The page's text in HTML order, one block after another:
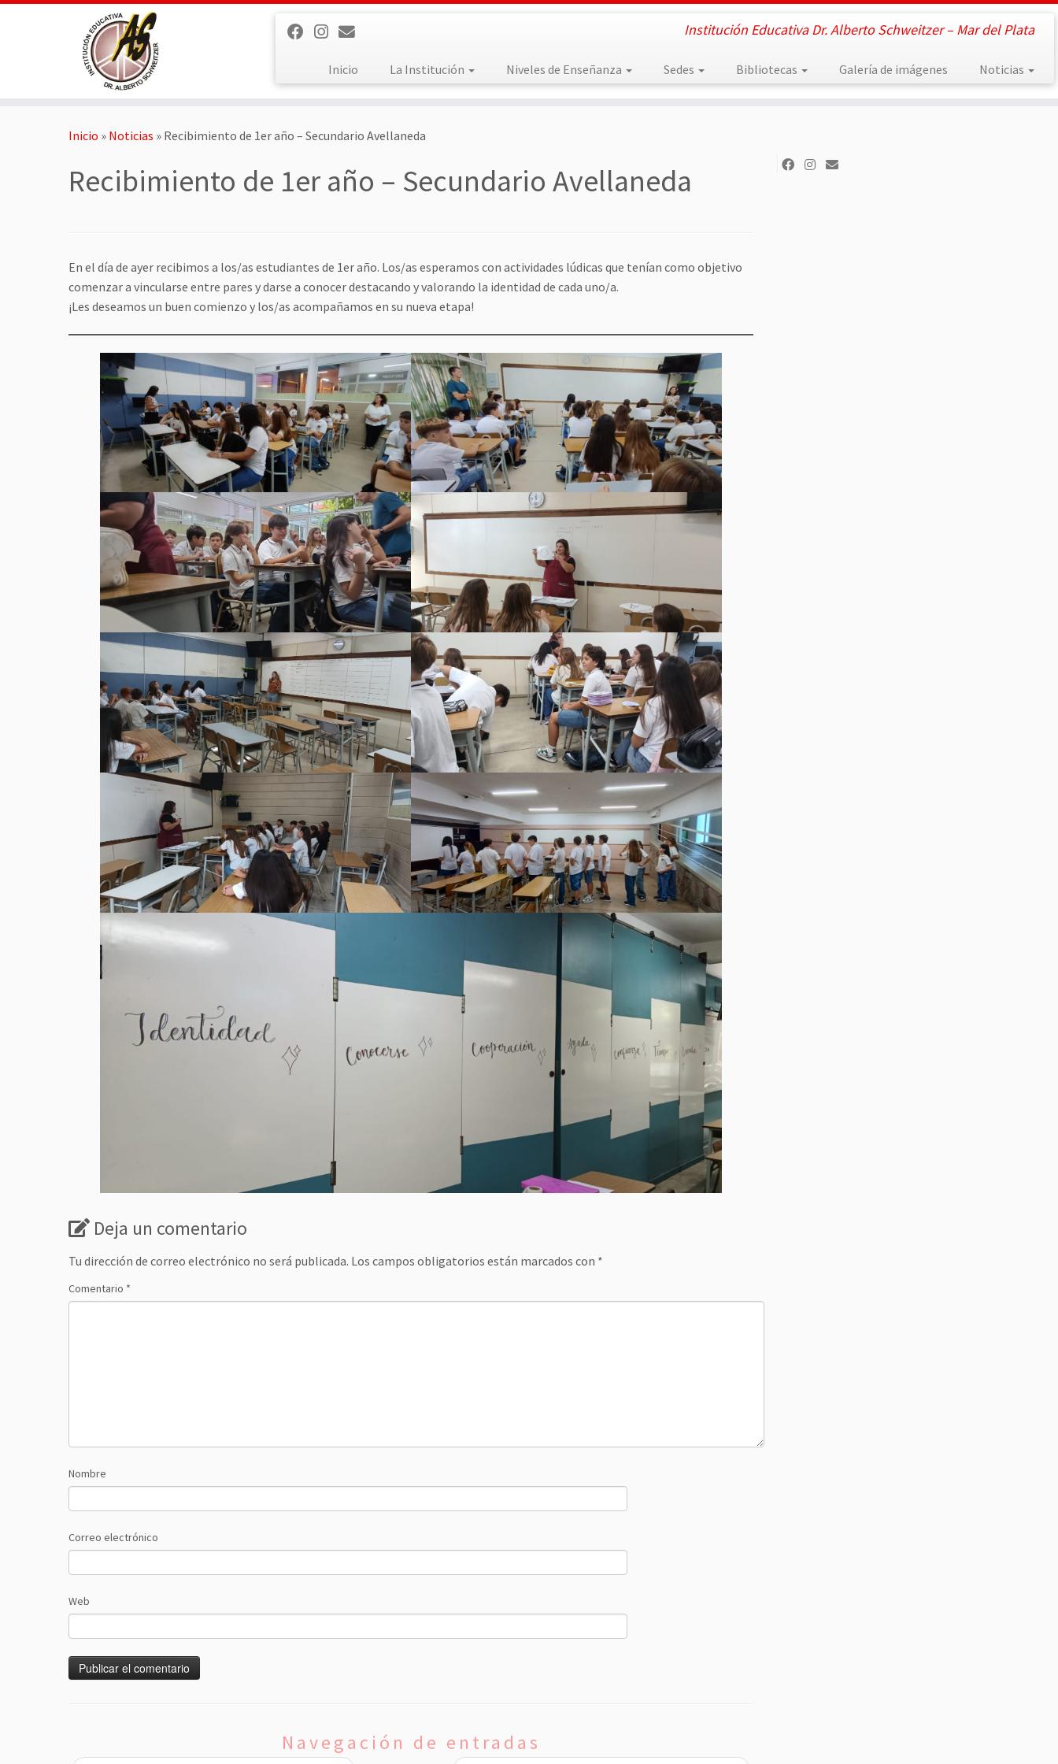
Saltar
Institución Educativa Dr. Alberto Schweitzer – Mar del Plata
Inicio La Institución Niveles de Enseñanza Sedes Bibliotecas Galería de imágenes Noticias
Inicio » Noticias » Recibimiento de 1er año – Secundario Avellaneda
Recibimiento de 1er año – Secundario Avellaneda
En el día de ayer recibimos a los/as estudiantes de 1er año. Los/as esperamos con actividades lúdicas que tenían como objetivo
comenzar a vincularse entre pares y darse a conocer destacando y valorando la identidad de cada uno/a.
¡Les deseamos un buen comienzo y los/as acompañamos en su nueva etapa!
Deja un comentario
Tu dirección de correo electrónico no será publicada. Los campos obligatorios están marcados con *
Comentario *
Nombre
Correo electrónico
Web
Navegación de entradas